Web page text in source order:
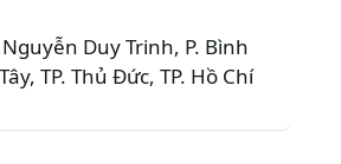
Duy Trinh, P. Bình
TP. Thủ Đức, TP. Hồ Chí